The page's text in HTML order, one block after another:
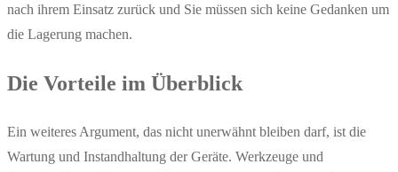
nach ihrem Einsatz zurück und Sie müssen sich keine Gedanken um
die Lagerung machen.
Die Vorteile im Überblick
Ein weiteres Argument, das nicht unerwähnt bleiben darf, ist die
Wartung und Instandhaltung der Geräte. Werkzeuge und